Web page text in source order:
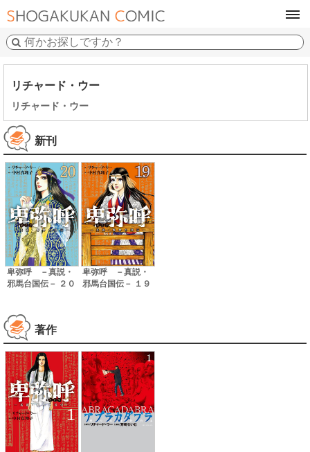
リチャード・ウー
リチャード・ウー
新刊
卑弥呼 －真説・
邪馬台国伝－ ２０
卑弥呼 －真説・
邪馬台国伝－ １９
著作